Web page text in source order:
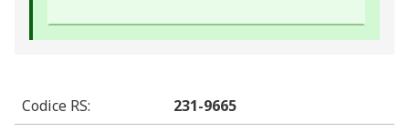
Codice RS: 231-9665